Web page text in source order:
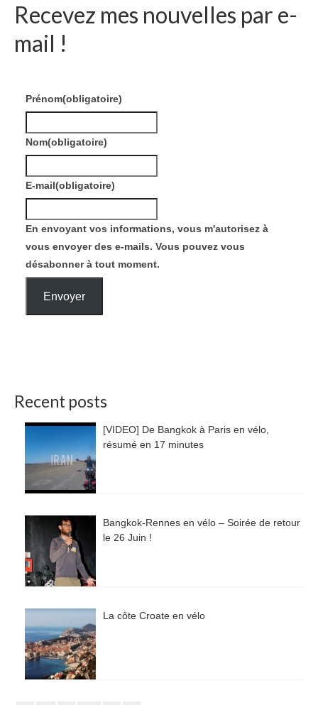
Recevez mes nouvelles par e-
mail !
Prénom(obligatoire)
Nom(obligatoire)
E-mail(obligatoire)
En envoyant vos informations, vous m'autorisez à
vous envoyer des e-mails. Vous pouvez vous
désabonner à tout moment.
Envoyer
Recent posts
[VIDEO] De Bangkok à Paris en vélo,
résumé en 17 minutes
Bangkok-Rennes en vélo – Soirée de retour
le 26 Juin !
La côte Croate en vélo